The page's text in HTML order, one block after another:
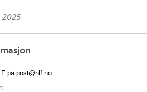
på post@nlf.no.